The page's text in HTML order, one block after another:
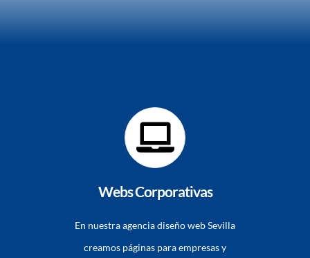
Webs Corporativas
En nuestra agencia diseño web Sevilla
creamos páginas para empresas y